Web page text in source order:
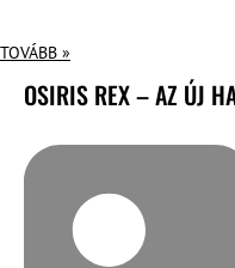
TOVÁBB »
OSIRIS REX – AZ ÚJ